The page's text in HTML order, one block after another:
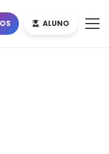
ALUNO